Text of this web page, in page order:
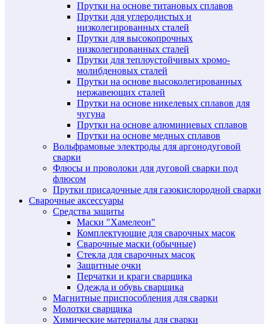
Прутки на основе титановых сплавов
Прутки для углеродистых и
низколегированных сталей
Прутки для высокопрочных
низколегированных сталей
Прутки для теплоустойчивых хромо-
молибденовых сталей
Прутки на основе высоколегированных
нержавеющих сталей
Прутки на основе никелевых сплавов для
чугуна
Прутки на основе алюминиевых сплавов
Прутки на основе медных сплавов
Вольфрамовые электроды для аргонодуговой
сварки
Флюсы и проволоки для дуговой сварки под
флюсом
Прутки присадочные для газокислородной сварки
Сварочные аксессуары
Средства защиты
Маски "Хамелеон"
Комплектующие для сварочных масок
Сварочные маски (обычные)
Стекла для сварочных масок
Защитные очки
Перчатки и краги сварщика
Одежда и обувь сварщика
Магнитные приспособления для сварки
Молотки сварщика
Химические материалы для сварки